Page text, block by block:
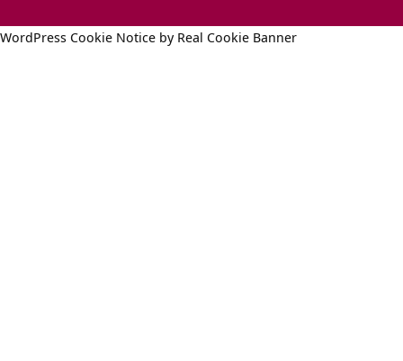
WordPress Cookie Notice by Real Cookie Banner